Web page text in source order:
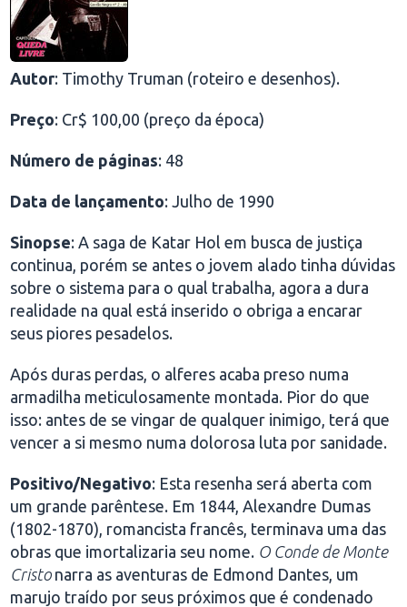
Autor: Timothy Truman (roteiro e desenhos).
Preço: Cr$ 100,00 (preço da época)
Número de páginas: 48
Data de lançamento: Julho de 1990
Sinopse: A saga de Katar Hol em busca de justiça
continua, porém se antes o jovem alado tinha dúvidas
sobre o sistema para o qual trabalha, agora a dura
realidade na qual está inserido o obriga a encarar
seus piores pesadelos.
Após duras perdas, o alferes acaba preso numa
armadilha meticulosamente montada. Pior do que
isso: antes de se vingar de qualquer inimigo, terá que
vencer a si mesmo numa dolorosa luta por sanidade.
Positivo/Negativo: Esta resenha será aberta com
um grande parêntese. Em 1844, Alexandre Dumas
(1802-1870), romancista francês, terminava uma das
obras que imortalizaria seu nome. O Conde de Monte
Cristonarra as aventuras de Edmond Dantes, um
marujo traído por seus próximos que é condenado